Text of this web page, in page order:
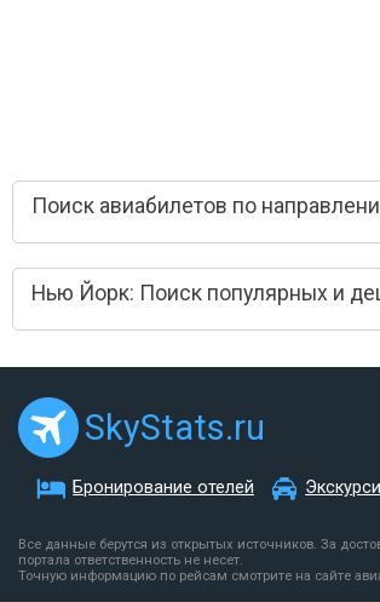
Поиск авиабилетов по
Нью Йорк: Поиск популярных и
SkyStats.ru
Бронирование отелей
Все данные берутся из открытых источников. За
портала ответственность не несет.
Точную информацию по рейсам смотрите на сайте